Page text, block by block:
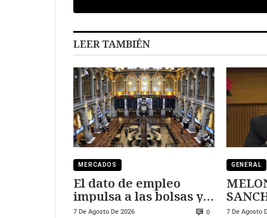
LEER TAMBIÉN
MERCADOS
El dato de empleo
impulsa a las bolsas y
al sector tecnológico
7 De Agosto De 2026 0
GENERAL
7 De Agosto